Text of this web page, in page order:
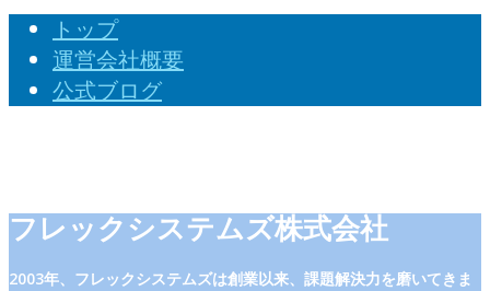
トップ
運営会社概要
公式ブログ
フレックシステムズ株式会社
2003年、フレックシステムズは創業以来、課題解決力を磨いてきま